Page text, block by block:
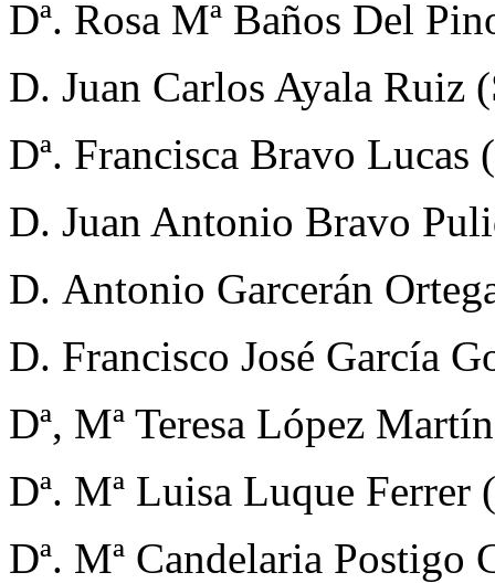
Dª. Rosa Mª Baños Del
D. Juan Carlos Ayala Ruiz
Dª. Francisca Bravo Lucas
D. Juan Antonio Bravo
D. Antonio Garcerán
D. Francisco José García
Dª, Mª Teresa López
Dª. Mª Luisa Luque Ferrer
Dª. Mª Candelaria Postigo